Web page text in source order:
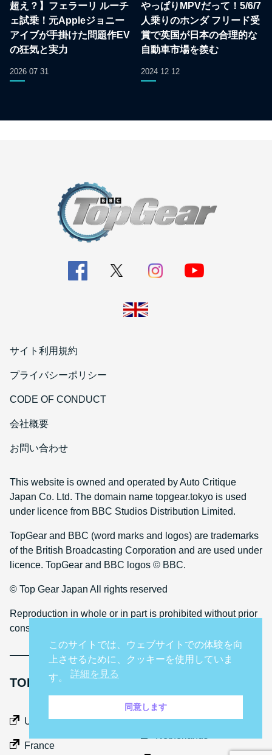
超え？】フェラーリ ルーチ
ェ試乗！元Appleジョニー
アイブが手掛けた問題作EV
の狂気と実力
2026 07 31
やっぱりMPVだって！5/6/7
人乗りのホンダ フリード受
賞で英国が日本の合理的な
自動車市場を羨む
2024 12 12
サイト利用規約
プライバシーポリシー
CODE OF CONDUCT
会社概要
お問い合わせ
This website is owned and operated by Auto Critique
Japan Co. Ltd. The domain name topgear.tokyo is used
under licence from BBC Studios Distribution Limited.
TopGear and BBC (word marks and logos) are trademarks
of the British Broadcasting Corporation and are used under
licence. TopGear and BBC logos © BBC.
© Top Gear Japan All rights reserved
Reproduction in whole or in part is prohibited without prior
consent
TOP GEAR INTERNATIONAL SITES
UK
France
Middle East
このサイトでは、ウェブサイトでの体験を向
上させるために、クッキーを使用していま
す。 詳細を見る
同意します